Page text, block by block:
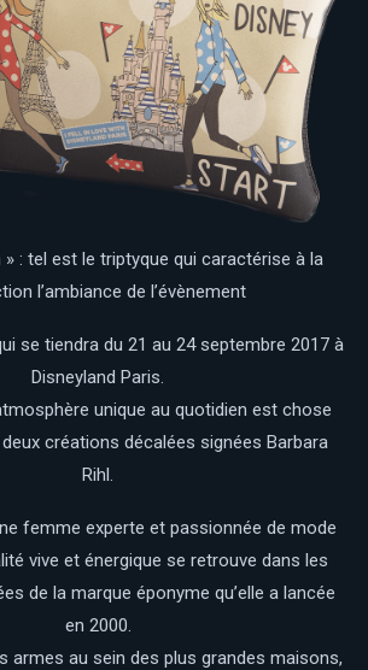
» : tel est le triptyque qui caractérise à la
l’ambiance de l’évènement
se tiendra du 21 au 24 septembre 2017 à
Disneyland Paris.
unique au quotidien est chose
créations décalées signées Barbara
Rihl.
femme experte et passionnée de mode
vive et énergique se retrouve dans les
de la marque éponyme qu’elle a lancée
en 2000.
armes au sein des plus grandes maisons,